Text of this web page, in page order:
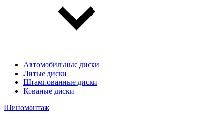
Автомобильные диски
Литые диски
Штампованные диски
Кованые диски
Шиномонтаж